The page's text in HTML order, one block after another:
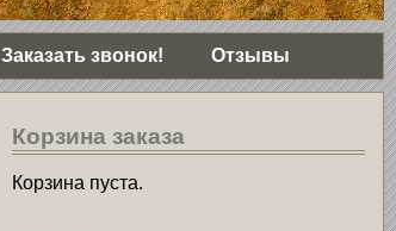
Заказать звонок! Отзывы
Корзина заказа
Корзина пуста.